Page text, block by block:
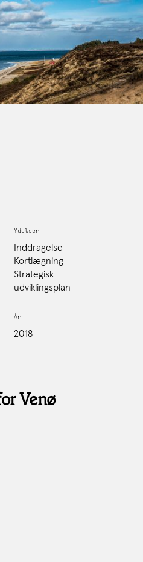
Ydelser
Inddragelse
Kortlægning
Strategisk
udviklingsplan
År
2018
Venø